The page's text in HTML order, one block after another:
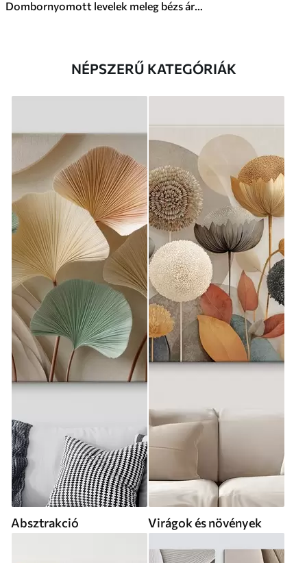
Dombornyomott levelek meleg bézs árnyalatokban
NÉPSZERŰ KATEGÓRIÁK
Absztrakció Virágok és növények